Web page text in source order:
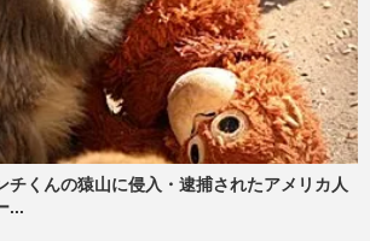
チくんの猿山に侵入・逮捕されたアメリカ人
...